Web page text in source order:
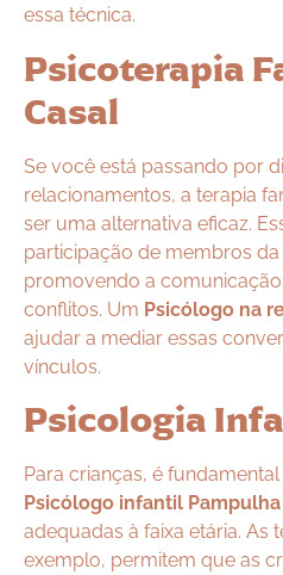
essa técnica.
Psicoterapia
Casal
Se você está passando por
relacionamentos, a terapia
ser uma alternativa eficaz.
participação de membros
promovendo a
conflitos. Um Psicólogo na
ajudar a mediar essas
vínculos.
Psicologia
Para crianças, é
Psicólogo infantil Pampulha
adequadas à faixa etária. As
exemplo, permitem que as